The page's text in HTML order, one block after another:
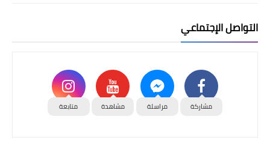
التواصل الإجتماعي
مشاركة مراسلة مشاهدة متابعة